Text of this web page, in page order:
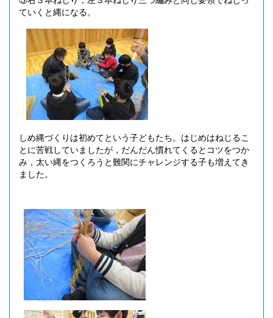
ていくと縄になる。
しめ縄づくりは初めてという子どもたち。はじめはねじるこ
とに苦戦していましたが，だんだん慣れてくるとコツをつか
み，太い縄をつくろうと難関にチャレンジする子も増えてき
ました。